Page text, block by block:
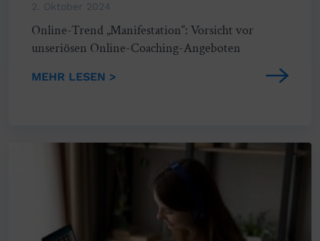
2. Oktober 2024
Online-Trend „Manifestation“: Vorsicht vor
unseriösen Online-Coaching-Angeboten
MEHR LESEN >